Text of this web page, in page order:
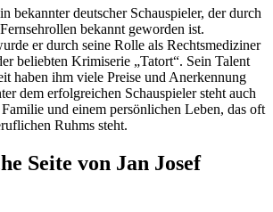
bekannter deutscher Schauspieler, der durch
bekannt geworden ist.
er durch seine Rolle als Rechtsmediziner
beliebten Krimiserie „Tatort“. Sein Talent
haben ihm viele Preise und Anerkennung
dem erfolgreichen Schauspieler steht auch
und einem persönlichen Leben, das oft
Ruhms steht.
Seite von Jan Josef